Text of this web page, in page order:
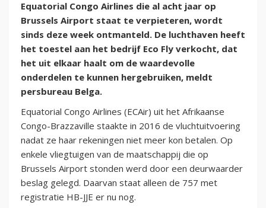
Equatorial Congo Airlines die al acht jaar op
Brussels Airport staat te verpieteren, wordt
sinds deze week ontmanteld. De luchthaven heeft
het toestel aan het bedrijf Eco Fly verkocht, dat
het uit elkaar haalt om de waardevolle
onderdelen te kunnen hergebruiken, meldt
persbureau Belga.
Equatorial Congo Airlines (ECAir) uit het Afrikaanse
Congo-Brazzaville staakte in 2016 de vluchtuitvoering
nadat ze haar rekeningen niet meer kon betalen. Op
enkele vliegtuigen van de maatschappij die op
Brussels Airport stonden werd door een deurwaarder
beslag gelegd. Daarvan staat alleen de 757 met
registratie HB-JJE er nu nog.